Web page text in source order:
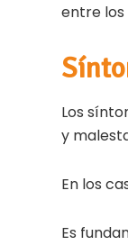
entre
Los
y
En los
Es